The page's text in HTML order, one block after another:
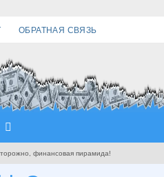
ОБРАТНАЯ СВЯЗЬ
финансовая пирамида!